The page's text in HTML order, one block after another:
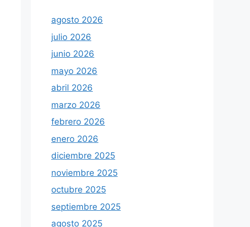
agosto 2026
julio 2026
junio 2026
mayo 2026
abril 2026
marzo 2026
febrero 2026
enero 2026
diciembre 2025
noviembre 2025
octubre 2025
septiembre 2025
agosto 2025